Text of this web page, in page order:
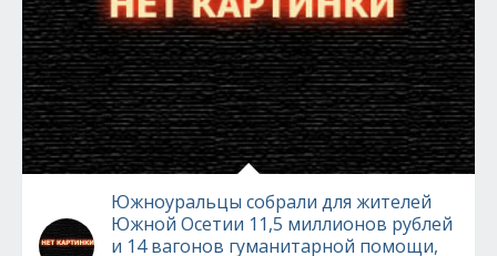
Южноуральцы собрали для жителей
Южной Осетии 11,5 миллионов рублей
и 14 вагонов гуманитарной помощи,